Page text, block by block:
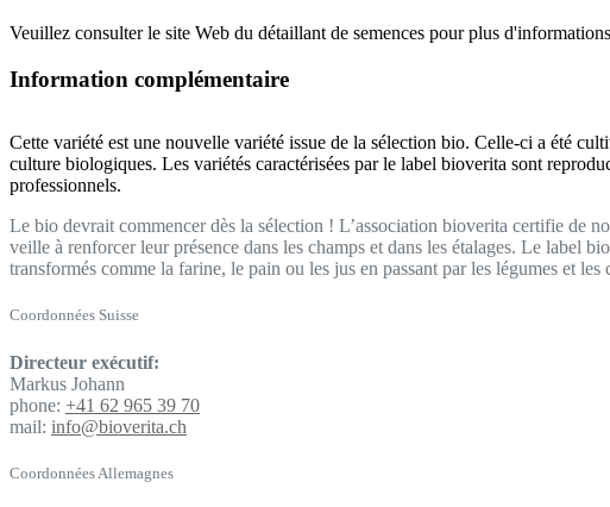
Veuillez consulter le site Web du détaillant de semences pour plus
Information complémentaire
Cette variété est une nouvelle variété issue de la sélection bio. Celle-ci a été
culture biologiques. Les variétés caractérisées par le label bioverita sont
professionnels.
Le bio devrait commencer dès la sélection ! L’association bioverita certifie de
veille à renforcer leur présence dans les champs et dans les étalages. Le label
transformés comme la farine, le pain ou les jus en passant par les légumes et
Coordonnées Suisse
Directeur exécutif:
Markus Johann
phone: +41 62 965 39 70
mail: info@bioverita.ch
Coordonnées Allemagnes